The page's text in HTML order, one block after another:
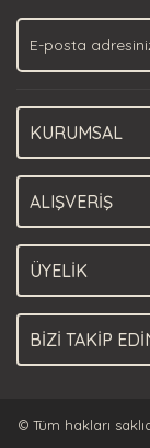
Ürün fiyatı
Bu ürüne
KURUMSAL
ALIŞVERİŞ
ÜYELİK
BİZİ TAKİP
© Tüm hakları